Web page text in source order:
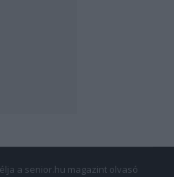
a senior.hu magazint olvasó